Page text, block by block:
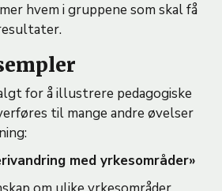
hvem i gruppene som skal få
for å illustrere pedagogiske
til mange andre øvelser
med yrkesområder»